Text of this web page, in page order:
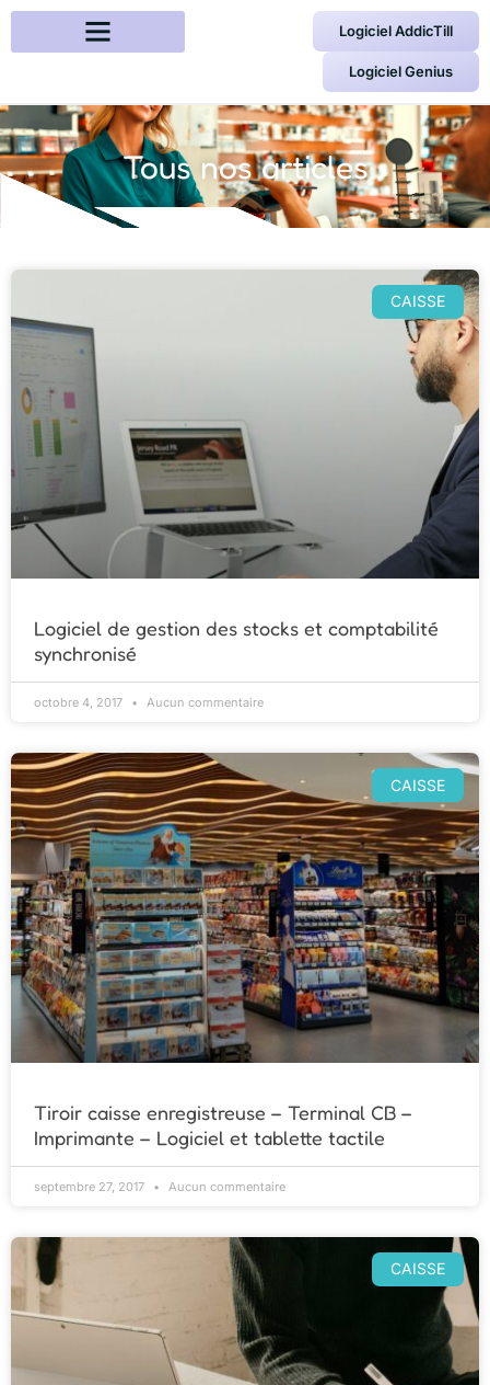
Logiciel AddicTill
Logiciel Genius
Tous nos articles
CAISSE
Logiciel de gestion des stocks et comptabilité
synchronisé
octobre 4, 2017 Aucun commentaire
CAISSE
Tiroir caisse enregistreuse – Terminal CB –
Imprimante – Logiciel et tablette tactile
septembre 27, 2017 Aucun commentaire
CAISSE